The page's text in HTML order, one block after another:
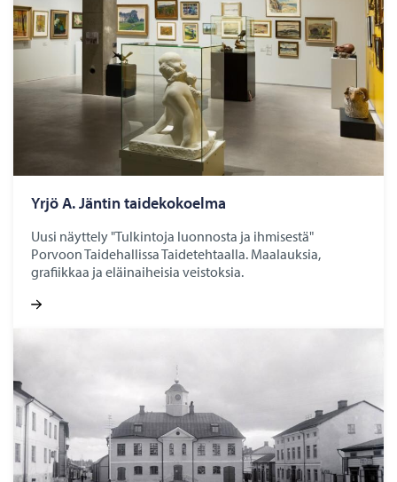
Yrjö A. Jän­tin tai­de­ko­koel­ma
Uusi näyttely "Tulkintoja luonnosta ja ihmisestä"
Porvoon Taidehallissa Taidetehtaalla. Maalauksia,
grafiikkaa ja eläinaiheisia veistoksia.